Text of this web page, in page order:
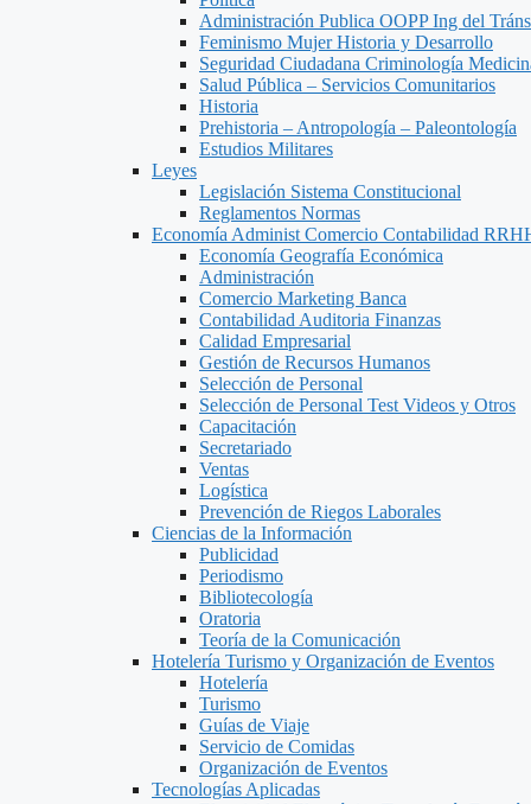
Administración Publica OOPP Ing del
Feminismo Mujer Historia y Desarrollo
Seguridad Ciudadana Criminología
Salud Pública – Servicios Comunitarios
Historia
Prehistoria – Antropología – Paleontología
Estudios Militares
Leyes
Legislación Sistema Constitucional
Reglamentos Normas
Economía Administ Comercio Contabilidad
Economía Geografía Económica
Administración
Comercio Marketing Banca
Contabilidad Auditoria Finanzas
Calidad Empresarial
Gestión de Recursos Humanos
Selección de Personal
Selección de Personal Test Videos y Otros
Capacitación
Secretariado
Ventas
Logística
Prevención de Riegos Laborales
Ciencias de la Información
Publicidad
Periodismo
Bibliotecología
Oratoria
Teoría de la Comunicación
Hotelería Turismo y Organización de Eventos
Hotelería
Turismo
Guías de Viaje
Servicio de Comidas
Organización de Eventos
Tecnologías Aplicadas